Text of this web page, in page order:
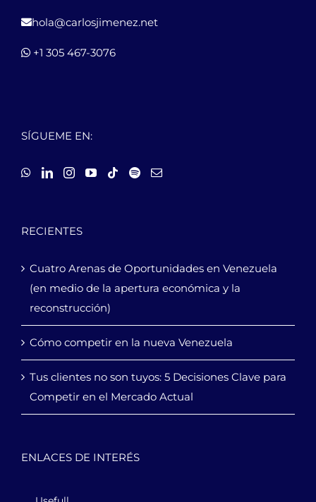
hola@carlosjimenez.net
+1 305 467-3076
SÍGUEME EN:
RECIENTES
Cuatro Arenas de Oportunidades en Venezuela
(en medio de la apertura económica y la
reconstrucción)
Cómo competir en la nueva Venezuela
Tus clientes no son tuyos: 5 Decisiones Clave para
Competir en el Mercado Actual
ENLACES DE INTERÉS